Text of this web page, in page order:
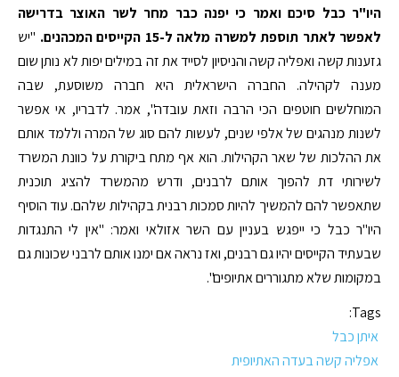
היו"ר כבל סיכם ואמר כי יפנה כבר מחר לשר האוצר בדרישה
לאפשר לאתר תוספת למשרה מלאה ל-15 הקייסים המכהנים.
"יש
גזענות קשה ואפליה קשה והניסיון לסייד את זה במילים יפות לא נותן שום
מענה לקהילה. החברה הישראלית היא חברה משוסעת, שבה
המוחלשים חוטפים הכי הרבה וזאת עובדה", אמר. לדבריו, אי אפשר
לשנות מנהגים של אלפי שנים, לעשות להם סוג של המרה וללמד אותם
את ההלכות של שאר הקהילות. הוא אף מתח ביקורת על כוונת המשרד
לשירותי דת להפוך אותם לרבנים, ודרש מהמשרד להציג תוכנית
שתאפשר להם להמשיך להיות סמכות רבנית בקהילות שלהם. עוד הוסיף
היו"ר כבל כי ייפגש בעניין עם השר אזולאי ואמר: "אין לי התנגדות
שבעתיד הקייסים יהיו גם רבנים, ואז נראה אם ימנו אותם לרבני שכונות גם
במקומות שלא מתגוררים אתיופים".
Tags:
איתן כבל
אפליה קשה בעדה האתיופית